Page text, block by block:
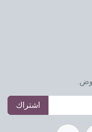
اشتراك